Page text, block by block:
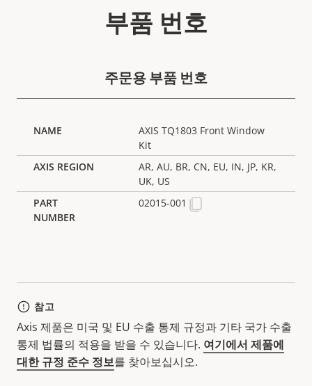
부품 번호
주문용 부품 번호
AXIS TQ1803 Front Window
Kit
AR, AU, BR, CN, EU, IN, JP, KR,
UK, US
02015-001
참고
Axis 제품은 미국 및 EU 수출 통제 규정과 기타 국가 수출
통제 법률의 적용을 받을 수 있습니다. 여기에서 제품에
대한 규정 준수 정보를 찾아보십시오.